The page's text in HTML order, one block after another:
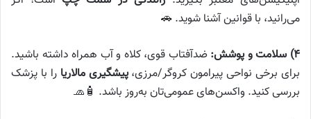
می‌رانید، با قوانین آشنا شوید. 🚗
۴) سلامت و پوشش:
ضدآفتاب قوی، کلاه و آب همراه داشته باشید.
برای برخی نواحی پیرامون کروگر/مرزی،پیشگیری مالاریا را با پزشک
بررسی کنید. واکسن‌های عمومی‌تان به‌روز باشد. 🧴🧢